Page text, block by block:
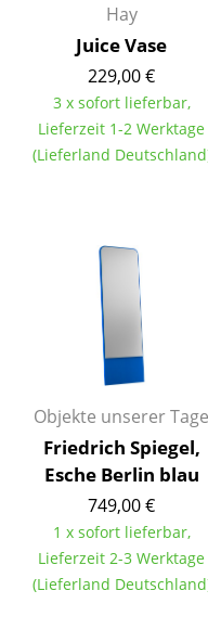
Wandregale
Sideboards &
TV Möbel
Beistell- &
Kleinaufbewahrung
Einzelteile
... alle
Licht
Hängeleuchten &
Tischleuchten
Schreibtischleuchten
Stehleuchten &
Hay
Juice Vase
229,00 €
3 x sofort lieferbar,
Lieferzeit 1-2 Werktage
(Lieferland
Objekte unserer Tage
Friedrich Spiegel,
Esche Berlin blau
749,00 €
1 x sofort lieferbar,
Lieferzeit 2-3 Werktage
(Lieferland